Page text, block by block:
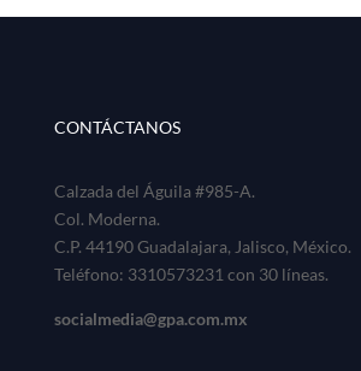
CONTÁCTANOS
Calzada del Águila #985-A.
Col. Moderna.
C.P. 44190 Guadalajara, Jalisco, México.
Teléfono: 3310573231 con 30 líneas.
socialmedia@gpa.com.mx